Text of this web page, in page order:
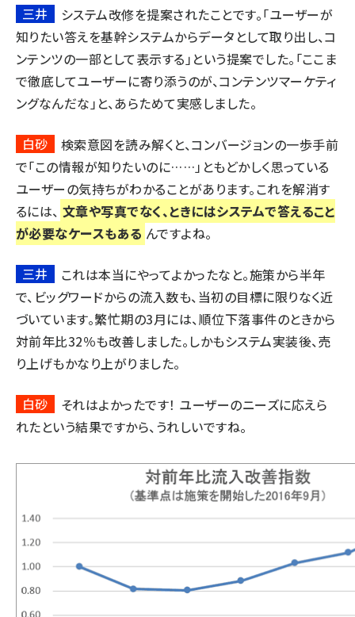
三井
システム改修を提案されたことです。「ユーザーが
知りたい答えを基幹システムからデータとして取り出し、コ
ンテンツの一部として表示する」という提案でした。「ここま
で徹底してユーザーに寄り添うのが、コンテンツマーケティ
ングなんだな」と、あらためて実感しました。
白砂
検索意図を読み解くと、コンバージョンの一歩手前
で「この情報が知りたいのに……」ともどかしく思っている
ユーザーの気持ちがわかることがあります。これを解消す
るには、 文章や写真でなく、ときにはシステムで答えること
が必要なケースもある んですよね。
三井
これは本当にやってよかったなと。施策から半年
で、ビッグワードからの流入数も、当初の目標に限りなく近
づいています。繁忙期の3月には、順位下落事件のときから
対前年比32％も改善しました。しかもシステム実装後、売
り上げもかなり上がりました。
白砂
それはよかったです！ ユーザーのニーズに応えら
れたという結果ですから、うれしいですね。